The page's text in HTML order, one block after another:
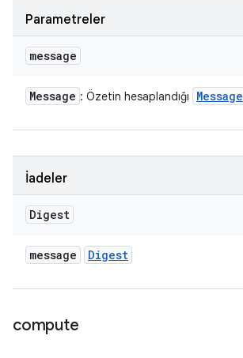
Parametreler
message
Message : Özetin hesaplandığı Message
İadeler
Digest
message Digest
compute